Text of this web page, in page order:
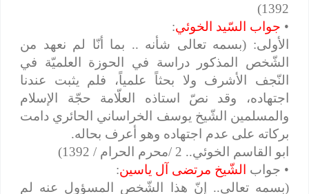
1392)
•جواب السّيد الخوئي :
الأولى: (بسمه تعالى شأنه .. بما أنّا لم نعهد من
الشّخص المذكور دراسة في الحوزة العلميّة في
النّجف الأشرف وﻻ بحثاً علمياً، فلم يثبت عندنا
اجتهاده، وقد نصّ استاذه العلّامة حجّة الإسلام
والمسلمين الشّيخ يوسف الخراساني الحائري دامت
بركاته على عدم اجتهاده وهو أعرف بحاله.
ابو القاسم الخوئي.. 2 /محرم الحرام / 1392)
• جوابالشّيخ مرتضى آل ياسين:
(بسمه تعالى.. إنّ هذا الشّخص المسؤول عنه لم